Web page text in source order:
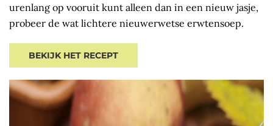
urenlang op vooruit kunt alleen dan in een nieuw jasje,
probeer de wat lichtere nieuwerwetse erwtensoep.
BEKIJK HET RECEPT